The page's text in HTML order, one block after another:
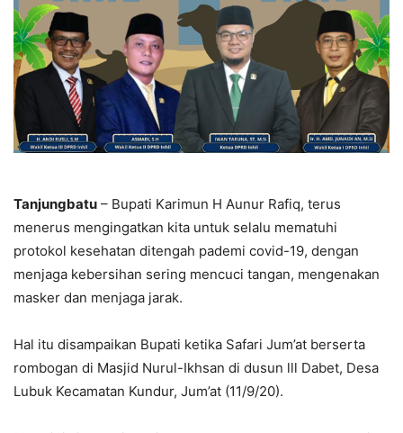
Tanjungbatu – Bupati Karimun H Aunur Rafiq, terus
menerus mengingatkan kita untuk selalu mematuhi
protokol kesehatan ditengah pademi covid-19, dengan
menjaga kebersihan sering mencuci tangan, mengenakan
masker dan menjaga jarak.
Hal itu disampaikan Bupati ketika Safari Jum’at berserta
rombogan di Masjid Nurul-Ikhsan di dusun lll Dabet, Desa
Lubuk Kecamatan Kundur, Jum’at (11/9/20).